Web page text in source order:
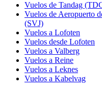
Vuelos de Tandag
Vuelos de Aeropuerto
(SVJ)
Vuelos a Lofoten
Vuelos desde Lofoten
Vuelos a Valberg
Vuelos a Reine
Vuelos a Leknes
Vuelos a Kabelvag